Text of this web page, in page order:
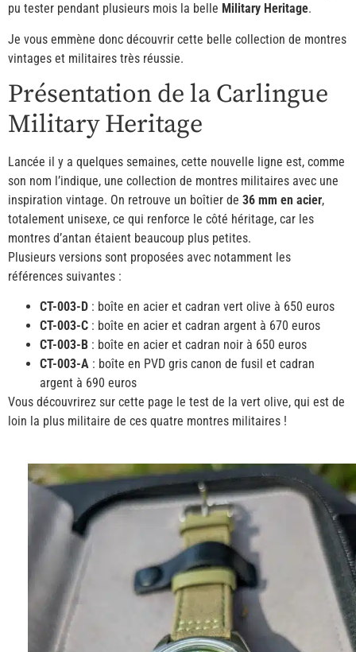
pu tester pendant plusieurs mois la belle Military Heritage.
Je vous emmène donc découvrir cette belle collection de montres
vintages et militaires très réussie.
Présentation de la Carlingue
Military Heritage
Lancée il y a quelques semaines, cette nouvelle ligne est, comme
son nom l’indique, une collection de montres militaires avec une
inspiration vintage. On retrouve un boîtier de 36 mm en acier,
totalement unisexe, ce qui renforce le côté héritage, car les
montres d’antan étaient beaucoup plus petites.
Plusieurs versions sont proposées avec notamment les
références suivantes :
CT-003-D : boîte en acier et cadran vert olive à 650 euros
CT-003-C : boîte en acier et cadran argent à 670 euros
CT-003-B : boîte en acier et cadran noir à 650 euros
CT-003-A : boîte en PVD gris canon de fusil et cadran
argent à 690 euros
Vous découvrirez sur cette page le test de la vert olive, qui est de
loin la plus militaire de ces quatre montres militaires !